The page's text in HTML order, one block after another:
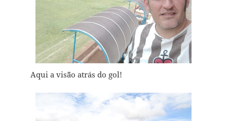
Aqui a vis˜ão atrás do gol!